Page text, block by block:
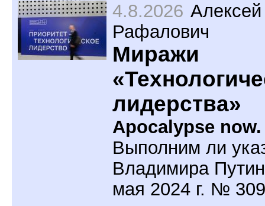
4.8.2026 Алексей
Рафалович
Миражи
лидерства»
Apocalypse now.
Выполним ли
Владимира
мая 2024 г. №